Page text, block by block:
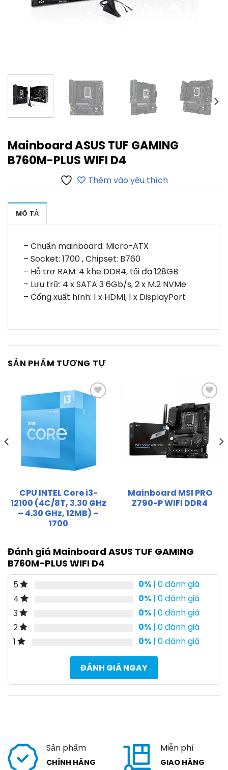
Mainboard ASUS TUF GAMING
B760M-PLUS WIFI D4
Thêm vào yêu thích
MÔ TẢ
– Chuẩn mainboard: Micro-ATX
– Socket: 1700 , Chipset: B760
– Hỗ trợ RAM: 4 khe DDR4, tối đa 128GB
– Lưu trữ: 4 x SATA 3 6Gb/s, 2 x M.2 NVMe
– Cổng xuất hình: 1 x HDMI, 1 x DisplayPort
SẢN PHẨM TƯƠNG TỰ
CPU INTEL Core i3-
12100 (4C/8T, 3.30 GHz
– 4.30 GHz, 12MB) –
1700
Thêm
vào
yêu
thích
Mainboard MSI PRO
Z790-P WIFI DDR4
Đánh giá Mainboard ASUS TUF GAMING
B760M-PLUS WIFI D4
5 0% | 0 đánh giá
4
0% | 0 đánh giá
3
0% | 0 đánh giá
2
0% | 0 đánh giá
1
0% | 0 đánh giá
ĐÁNH GIÁ NGAY
Sản phẩm
CHÍNH HÃNG
Miễn phí
GIAO HÀNG